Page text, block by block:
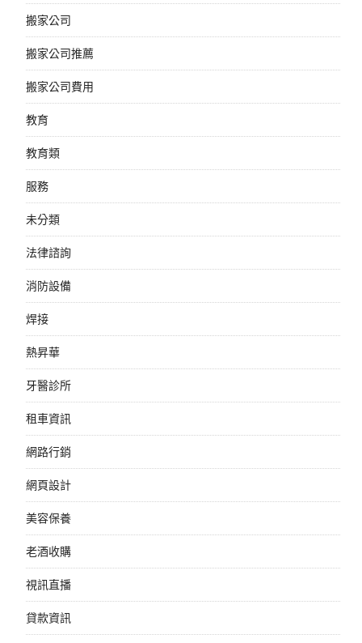
搬家公司
搬家公司推薦
搬家公司費用
教育
教育類
服務
未分類
法律諮詢
消防設備
焊接
熱昇華
牙醫診所
租車資訊
網路行銷
網頁設計
美容保養
老酒收購
視訊直播
貸款資訊